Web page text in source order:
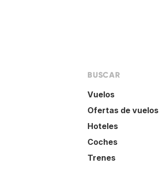
BUSCAR
Vuelos
Ofertas de vuelos
Hoteles
Coches
Trenes